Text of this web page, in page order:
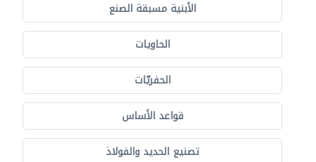
الأبنية مسبقة الصنع
الحاويات
الحفريّات
قواعد الأساس
تصنيع الحديد والفولاذ